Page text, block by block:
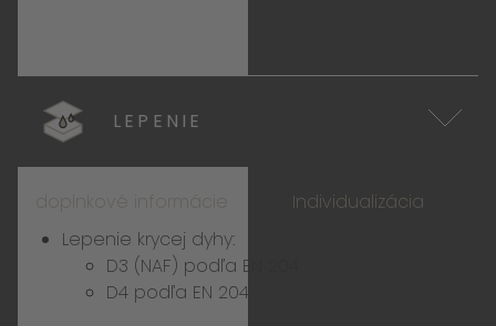
LEPENIE
doplnkové informácie
Individualizácia
Lepenie krycej dyhy:
D3 (NAF) podľa EN 204
D4 podľa EN 204